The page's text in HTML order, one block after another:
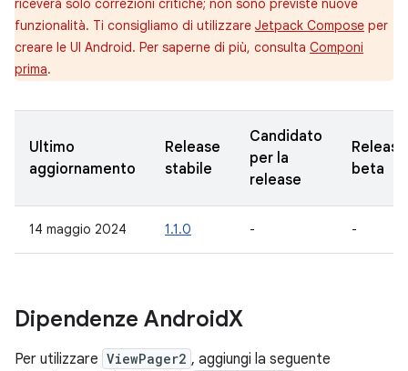
riceverà solo correzioni critiche; non sono previste nuove
funzionalità. Ti consigliamo di utilizzare Jetpack Compose per
creare le UI Android. Per saperne di più, consulta Componi
prima.
Ultimo
aggiornamento
Release
stabile
Candidato
per la
release
Release
beta
14 maggio 2024 1.1.0 - -
Dipendenze AndroidX
Per utilizzare ViewPager2 , aggiungi la seguente